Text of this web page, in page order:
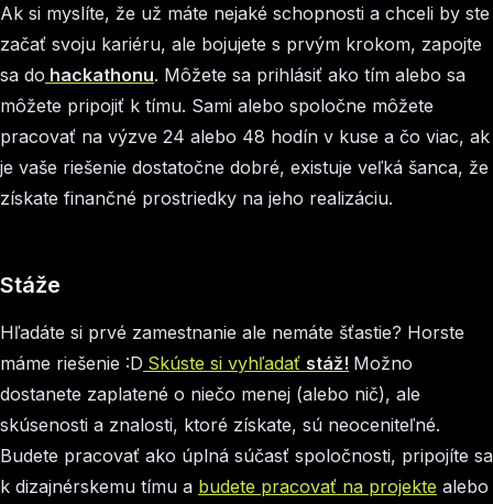
Ak si myslíte, že už máte nejaké schopnosti a chceli by ste
začať svoju kariéru, ale bojujete s prvým krokom, zapojte
sa do hackathonu. Môžete sa prihlásiť ako tím alebo sa
môžete pripojiť k tímu. Sami alebo spoločne môžete
pracovať na výzve 24 alebo 48 hodín v kuse a čo viac, ak
je vaše riešenie dostatočne dobré, existuje veľká šanca, že
získate finančné prostriedky na jeho realizáciu.
Stáže
Hľadáte si prvé zamestnanie ale nemáte šťastie? Horste
máme riešenie :D Skúste si vyhľadať stáž! Možno
dostanete zaplatené o niečo menej (alebo nič), ale
skúsenosti a znalosti, ktoré získate, sú neoceniteľné.
Budete pracovať ako úplná súčasť spoločnosti, pripojíte sa
k dizajnérskemu tímu a budete pracovať na projekte alebo